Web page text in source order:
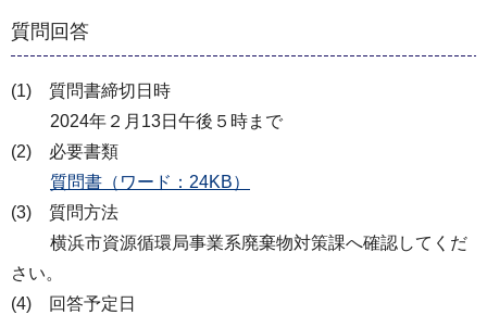
質問回答
(1) 質問書締切日時
2024年２月13日午後５時まで
(2) 必要書類
質問書（ワード：24KB）
(3) 質問方法
横浜市資源循環局事業系廃棄物対策課へ確認してくだ
さい。
(4) 回答予定日